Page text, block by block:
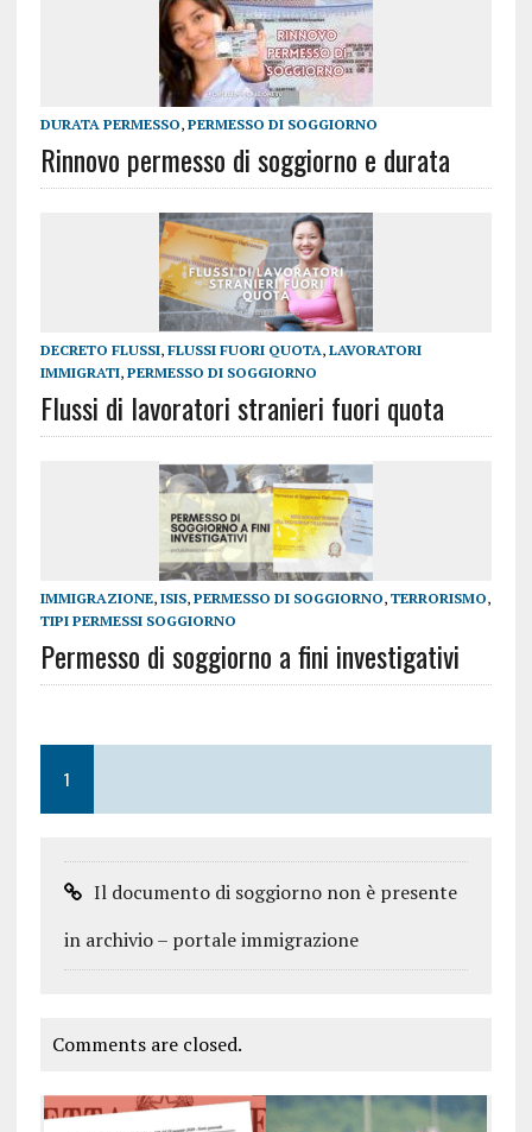
DURATA PERMESSO, PERMESSO DI SOGGIORNO
Rinnovo permesso di soggiorno e durata
DECRETO FLUSSI, FLUSSI FUORI QUOTA, LAVORATORI
IMMIGRATI, PERMESSO DI SOGGIORNO
Flussi di lavoratori stranieri fuori quota
IMMIGRAZIONE, ISIS, PERMESSO DI SOGGIORNO, TERRORISMO,
TIPI PERMESSI SOGGIORNO
Permesso di soggiorno a fini investigativi
1
Il documento di soggiorno non è presente
in archivio – portale immigrazione
Comments are closed.